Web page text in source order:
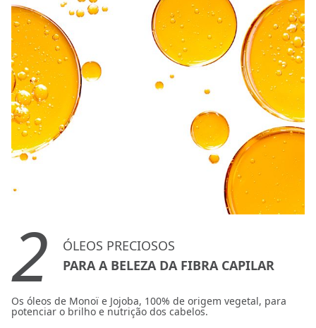
2
ÓLEOS PRECIOSOS
PARA A BELEZA DA FIBRA CAPILAR
Os óleos de Monoï e Jojoba, 100% de origem vegetal, para
potenciar o brilho e nutrição dos cabelos.